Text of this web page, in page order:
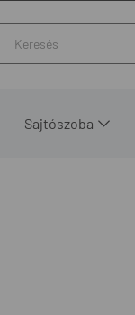
Sajtószoba